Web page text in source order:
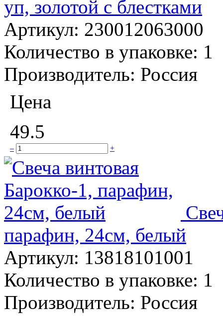
уп, золотой с блестками
Артикул: 230012063000
Количество в упаковке: 1
Производитель: Россия
Цена
49.5
– +
парафин, 24см, белый
Артикул: 13818101001
Количество в упаковке: 1
Производитель: Россия